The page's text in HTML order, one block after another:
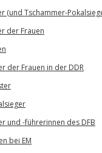
(und Tschammer-
der Frauen
der Frauen in der DDR
und -führerinnen des DFB
bei EM